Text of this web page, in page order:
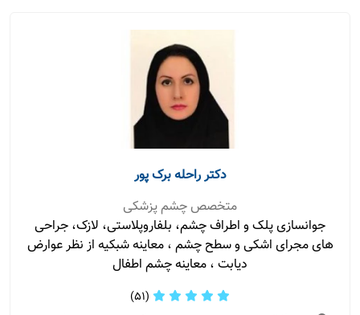
دکتر راحله برک پور
متخصص چشم پزشکی
جوانسازی پلک و اطراف چشم، بلفاروپلاستی، لازک، جراحی
های مجرای اشکی و سطح چشم ، معاینه شبکیه از نظر عوارض
دیابت ، معاینه چشم اطفال
(51)